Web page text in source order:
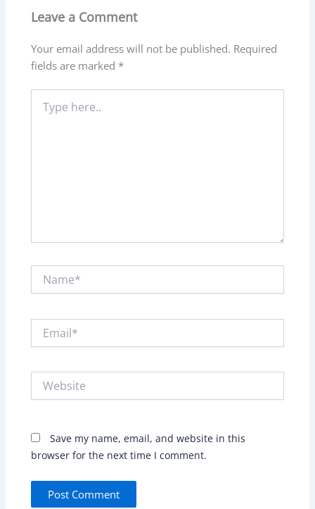
Leave a Comment
Your email address will not be published. Required
fields are marked *
here..
Website
Save my name, email, and website in this
browser for the next time I comment.